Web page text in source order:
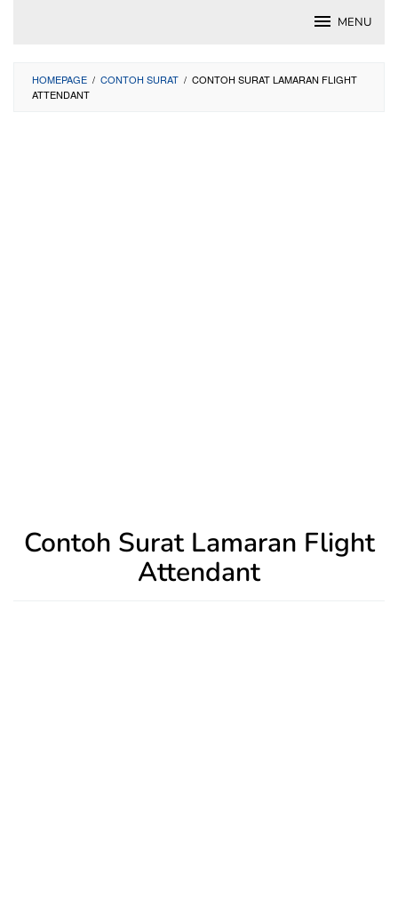
MENU
HOMEPAGE / CONTOH SURAT / CONTOH SURAT LAMARAN FLIGHT
ATTENDANT
Contoh Surat Lamaran Flight
Attendant